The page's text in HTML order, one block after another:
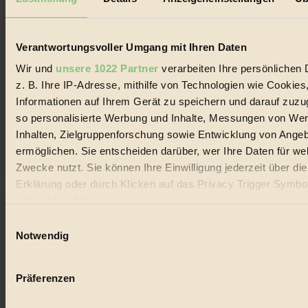
Verantwortungsvoller Umgang mit Ihren Daten
Wir und unsere 1022 Partner verarbeiten Ihre persönlichen
z. B. Ihre IP-Adresse, mithilfe von Technologien wie
Informationen auf Ihrem Gerät zu speichern und darauf
so personalisierte Werbung und Inhalte, Messungen von
Inhalten, Zielgruppenforschung sowie Entwicklung von
ermöglichen. Sie entscheiden darüber, wer Ihre Daten für
Zwecke nutzt. Sie können Ihre Einwilligung jederzeit über
Erklärung oder durch Klicken auf das Privacy Trigger
Wenn Sie es erlauben, würden wir auch gerne:
Ihr Gerät durch aktives Scannen nach bestimmten
Notwendig
Präferenzen
Biorama steht für einen nachhaltigen Lebensstil und bewussten
Lebenswandel. Es ist eine moderne Plattform für Ideen, Menschen
Handels mit Bioprodukten, des Fair-Trade sowie der Branche
alternativer Energien.
Social Media
22.601 Fans auf Facebook
3.415 Follower auf Twitter
Folge uns auf Instagram
Themen
Bio
Vegan